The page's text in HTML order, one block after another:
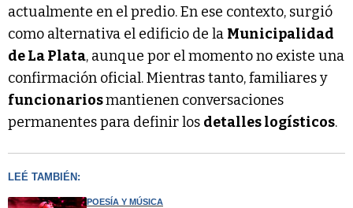
actualmente en el predio. En ese contexto, surgió
como alternativa el edificio de la Municipalidad
de La Plata, aunque por el momento no existe una
confirmación oficial. Mientras tanto, familiares y
funcionariosmantienen conversaciones
permanentes para definir los detalles logísticos.
LEÉ TAMBIÉN:
POESÍA Y MÚSICA